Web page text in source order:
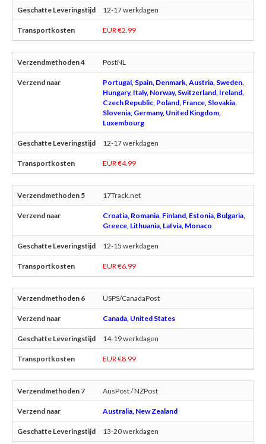
12-17 werkdagen
EUR €2.99
PostNL
Portugal, Spain, Denmark, Austria, Sweden,
Hungary, Italy, Norway, Switzerland, Ireland,
Czech Republic, Poland, France, Slovakia,
Slovenia, Germany, United Kingdom,
Luxembourg
12-17 werkdagen
EUR €4.99
17Track.net
Croatia, Romania, Finland, Estonia, Bulgaria,
Greece, Lithuania, Latvia, Monaco
12-15 werkdagen
EUR €6.99
USPS/CanadaPost
Canada, United States
14-19 werkdagen
EUR €8.99
AusPost / NZPost
Australia, New Zealand
13-20 werkdagen